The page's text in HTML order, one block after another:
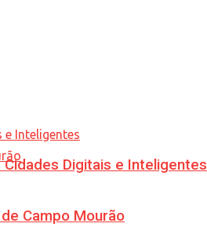
Campo Mourão
Digitais e Inteligentes